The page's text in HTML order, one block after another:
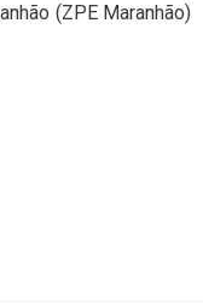
(ZPE Maranhão)